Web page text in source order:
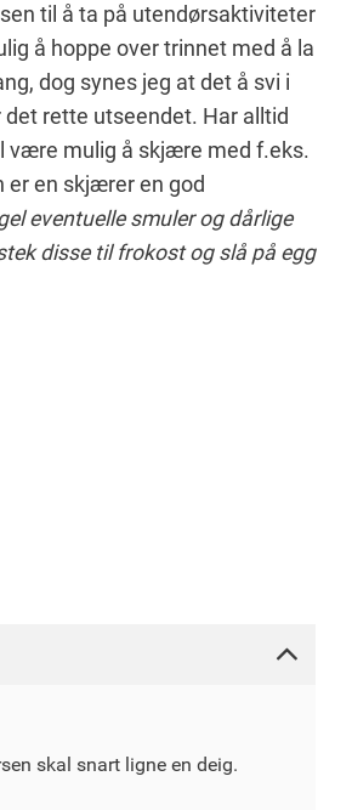
til å ta på utendørsaktiviteter
å hoppe over trinnet med å la
dog synes jeg at det å svi i
rette utseendet. Har alltid
være mulig å skjære med f.eks.
er en skjærer en god
eventuelle smuler og dårlige
disse til frokost og slå på egg
skal snart ligne en deig.